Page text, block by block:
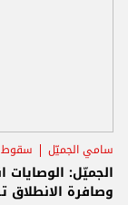
سامي الجميّل سقوط
الجميّل:
وصافرة الانطلاق